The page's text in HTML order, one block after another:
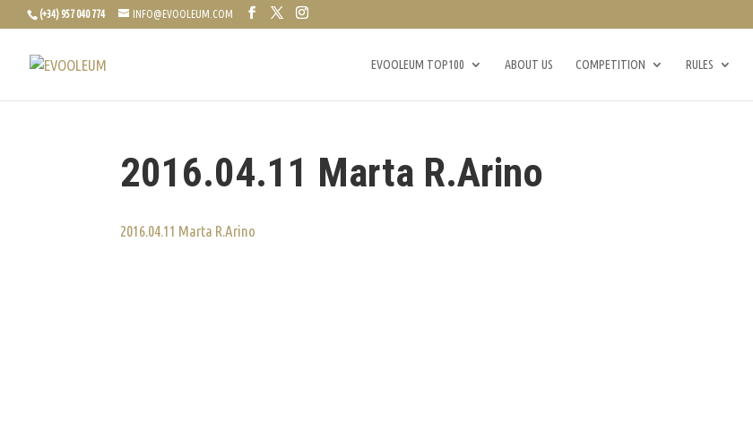
(+34) 957 040 774 INFO@EVOOLEUM.COM
EVOOLEUM TOP100 ABOUT US COMPETITION RULES
2016.04.11 Marta R.Arino
2016.04.11 Marta R.Arino